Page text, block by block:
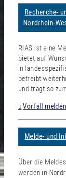
Recherche-
Nordrhein-
RIAS ist eine
bietet auf
in
betreibt
und trägt so
Vorfall melden
Melde- und
Über die
werden in